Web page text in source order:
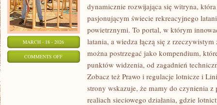
MARCH - 18 - 2026
COMMENTS OFFON
LOTNICTWO
dynamicznie rozwijająca się witryna,
pasjonującym świecie rekreacyjnego
powietrznymi. To portal, w którym
latania, a wiedza łączą się z
można postrzegać jako kompendium,
punktów widzenia, od zagadnień
Zobacz też Prawo i regulacje lotnicze i
strony wskazuje, że mamy do czynienia
realiach sieciowego działania, gdzie